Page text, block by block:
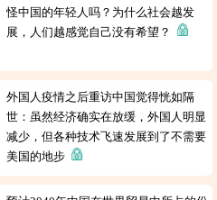
怪中国的年轻人吗？为什么社会越发
展，人们越感觉自己没有希望？
外国人疫情之后重访中国觉得恍如隔
世：虽然经济确实在放缓，外国人明显
减少，但各种技术飞速发展到了不需要
美国的地步